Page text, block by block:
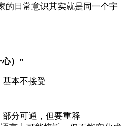
的日常意识其实就是同一个宇
）”
本不接受
分可通，但要重释